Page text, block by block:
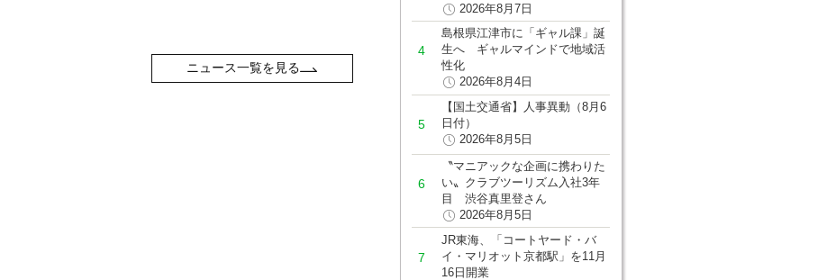
ニュース一覧を見る
2026年8月7日
島根県江津市に「ギャル課」誕
生へ ギャルマインドで地域活
性化
2026年8月4日
【国土交通省】人事異動（8月6
日付）
2026年8月5日
〝マニアックな企画に携わりた
い〟クラブツーリズム入社3年
目 渋谷真里登さん
2026年8月5日
JR東海、「コートヤード・バ
イ・マリオット京都駅」を11月
16日開業